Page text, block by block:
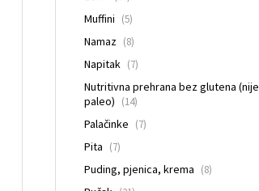
Muffini (5)
Namaz (8)
Napitak (7)
Nutritivna prehrana bez glutena (nije
paleo) (14)
Palačinke (7)
Pita (7)
Puding, pjenica, krema (8)